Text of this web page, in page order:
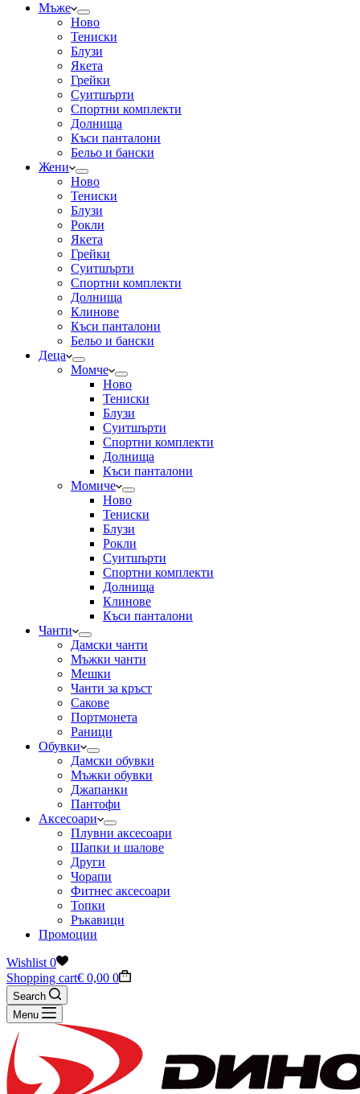
Мъже
Ново
Тениски
Блузи
Якета
Грейки
Суитшърти
Спортни комплекти
Долнища
Къси панталони
Бельо и бански
Жени
Ново
Тениски
Блузи
Рокли
Якета
Грейки
Суитшърти
Спортни комплекти
Долнища
Клинове
Къси панталони
Бельо и бански
Деца
Момче
Ново
Тениски
Блузи
Суитшърти
Спортни комплекти
Долнища
Къси панталони
Момиче
Ново
Тениски
Блузи
Рокли
Суитшърти
Спортни комплекти
Долнища
Клинове
Къси панталони
Чанти
Дамски чанти
Мъжки чанти
Мешки
Чанти за кръст
Сакове
Портмонета
Раници
Обувки
Дамски обувки
Мъжки обувки
Джапанки
Пантофи
Аксесоари
Плувни аксесоари
Шапки и шалове
Други
Чорапи
Фитнес аксесоари
Топки
Ръкавици
Промоции
Wishlist 0
Shopping cart€ 0,00 0
Search
Menu